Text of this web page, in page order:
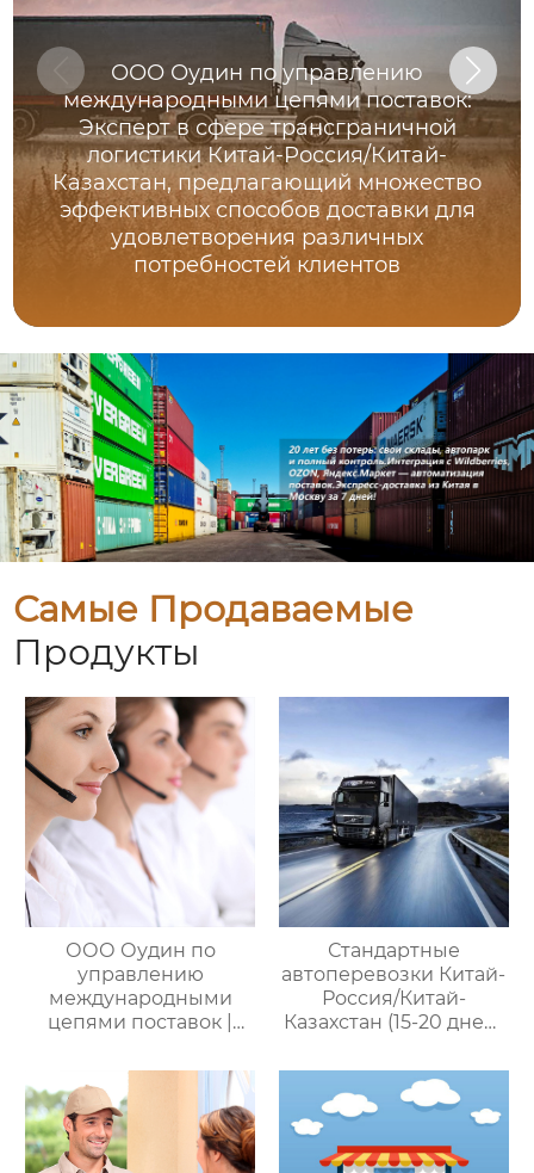
ООО Оудин по управлению
международными цепями поставок:
Эксперт в сфере трансграничной
логистики Китай-Россия/Китай-
Казахстан, предлагающий множество
эффективных способов доставки для
удовлетворения различных
потребностей клиентов
Самые Продаваемые
Продукты
ООО Оудин по
управлению
международными
цепями поставок |
услуги для полного
цикла
посреднических
закупок Китай-Россия
Стандартные
автоперевозки Китай-
Россия/Китай-
Казахстан (15-20 дней)
управлению
международными
цепями поставок